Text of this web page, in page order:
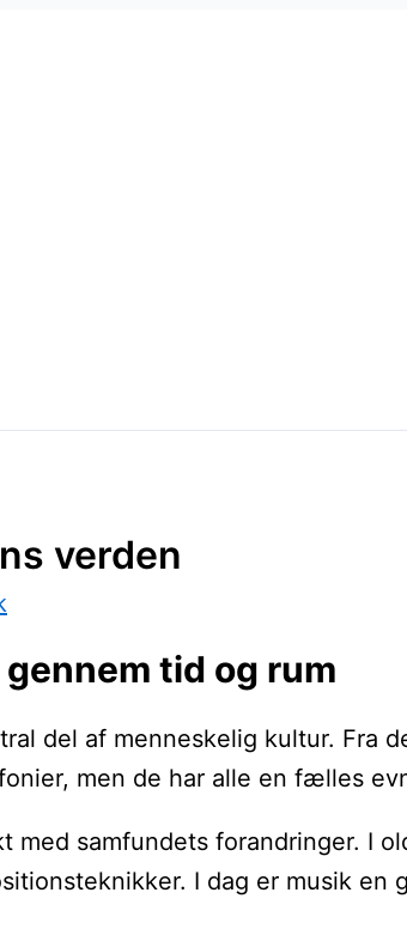
verden
tid og rum
del af menneskelig kultur. Fra
men de har alle en fælles
med samfundets forandringer.
I dag er musik